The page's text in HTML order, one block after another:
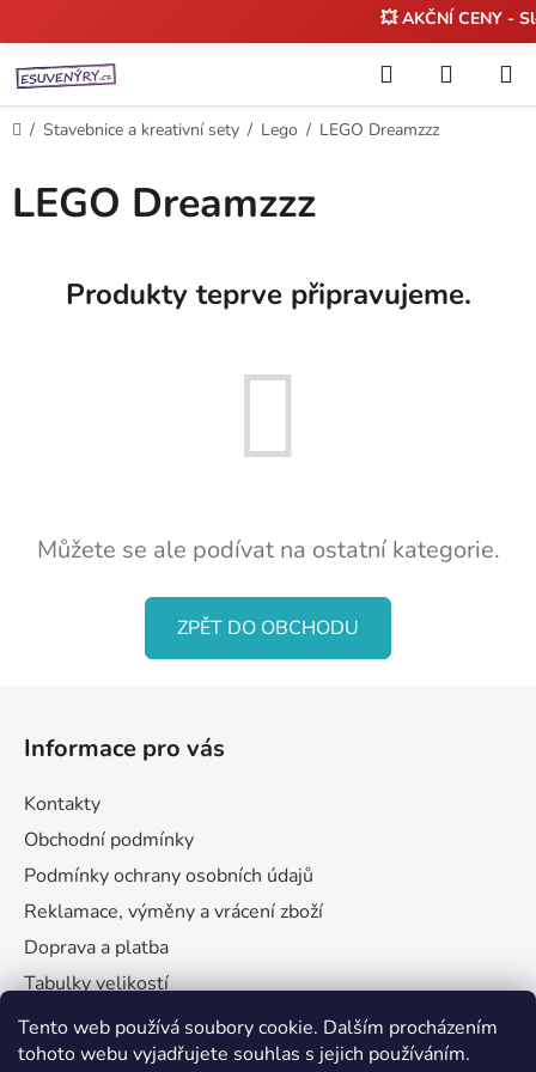
Tento web používá soubory cookie. Dalším procházením
tohoto webu vyjadřujete souhlas s jejich používáním.
na
obsah
💥 AKČNÍ CENY -
Hledat
KOŠÍK
Domů
/ Stavebnice a kreativní sety / Lego / LEGO Dreamzzz
LEGO Dreamzzz
Produkty teprve připravujeme.
Můžete se ale podívat na ostatní kategorie.
ZPĚT DO OBCHODU
Informace pro vás
Kontakty
Obchodní podmínky
Podmínky ochrany osobních údajů
Reklamace, výměny a vrácení zboží
Doprava a platba
Tabulky velikostí